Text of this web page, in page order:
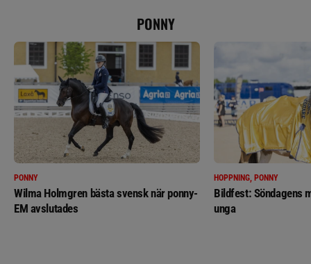
PONNY
PONNY
Wilma Holmgren bästa svensk när ponny-
EM avslutades
HOPPNING, PONNY
Bildfest: Söndagens
unga